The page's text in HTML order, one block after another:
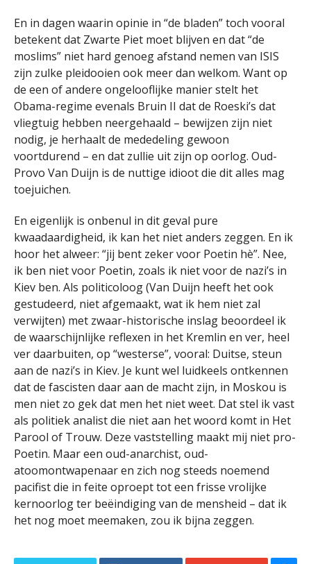
En in dagen waarin opinie in “de bladen” toch vooral
betekent dat Zwarte Piet moet blijven en dat “de
moslims” niet hard genoeg afstand nemen van ISIS
zijn zulke pleidooien ook meer dan welkom. Want op
de een of andere ongelooflijke manier stelt het
Obama-regime evenals Bruin II dat de Roeski’s dat
vliegtuig hebben neergehaald – bewijzen zijn niet
nodig, je herhaalt de mededeling gewoon
voortdurend – en dat zullie uit zijn op oorlog. Oud-
Provo Van Duijn is de nuttige idioot die dit alles mag
toejuichen.
En eigenlijk is onbenul in dit geval pure
kwaadaardigheid, ik kan het niet anders zeggen. En ik
hoor het alweer: “jij bent zeker voor Poetin hè”. Nee,
ik ben niet voor Poetin, zoals ik niet voor de nazi’s in
Kiev ben. Als politicoloog (Van Duijn heeft het ook
gestudeerd, niet afgemaakt, wat ik hem niet zal
verwijten) met zwaar-historische inslag beoordeel ik
de waarschijnlijke reflexen in het Kremlin en ver, heel
ver daarbuiten, op “westerse”, vooral: Duitse, steun
aan de nazi’s in Kiev. Je kunt wel luidkeels ontkennen
dat de fascisten daar aan de macht zijn, in Moskou is
men niet zo gek dat men het niet weet. Dat stel ik vast
als politiek analist die niet aan het woord komt in Het
Parool of Trouw. Deze vaststelling maakt mij niet pro-
Poetin. Maar een oud-anarchist, oud-
atoomontwapenaar en zich nog steeds noemend
pacifist die in feite oproept tot een frisse vrolijke
kernoorlog ter beëindiging van de mensheid – dat ik
het nog moet meemaken, zou ik bijna zeggen.